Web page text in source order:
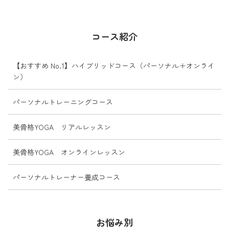
コース紹介
【おすすめ No.1】ハイブリッドコース（パーソナル＋オンライ
ン）
パーソナルトレーニングコース
美骨格YOGA リアルレッスン
美骨格YOGA オンラインレッスン
パーソナルトレーナー養成コース
お悩み別